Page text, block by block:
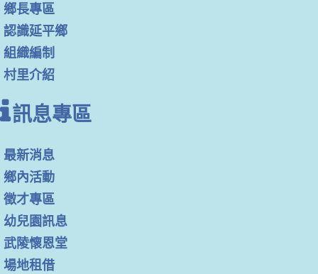
鄉長專區
認識延平鄉
組織編制
村里介紹
訊息專區
最新消息
鄉內活動
徵才專區
幼兒園訊息
武陵懷恩堂
場地租借